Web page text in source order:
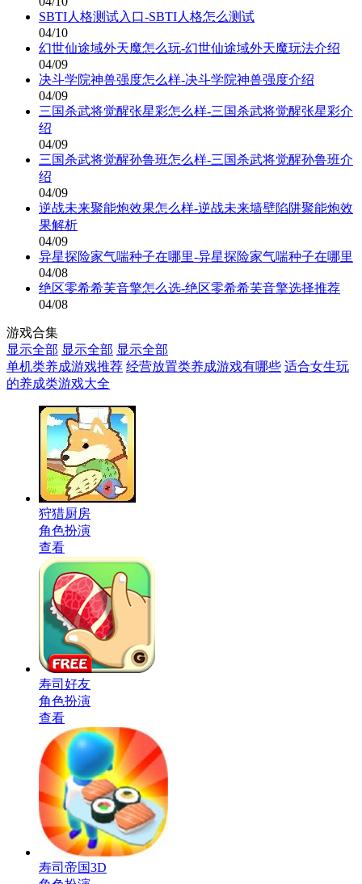
SBTI人格测试入口-SBTI人格怎么测试
04/10
幻世仙途域外天魔怎么玩-幻世仙途域外天魔玩法介绍
04/09
决斗学院神兽强度怎么样-决斗学院神兽强度介绍
04/09
三国杀武将觉醒张星彩怎么样-三国杀武将觉醒张星彩介
绍
04/09
三国杀武将觉醒孙鲁班怎么样-三国杀武将觉醒孙鲁班介
绍
04/09
逆战未来聚能炮效果怎么样-逆战未来墙壁陷阱聚能炮效
果解析
04/09
异星探险家气喘种子在哪里-异星探险家气喘种子在哪里
04/08
绝区零希希芙音擎怎么选-绝区零希希芙音擎选择推荐
04/08
游戏合集
显示全部 显示全部 显示全部
单机类养成游戏推荐 经营放置类养成游戏有哪些 适合女生玩
的养成类游戏大全
狩猎厨房
角色扮演
查看
寿司好友
角色扮演
查看
寿司帝国3D